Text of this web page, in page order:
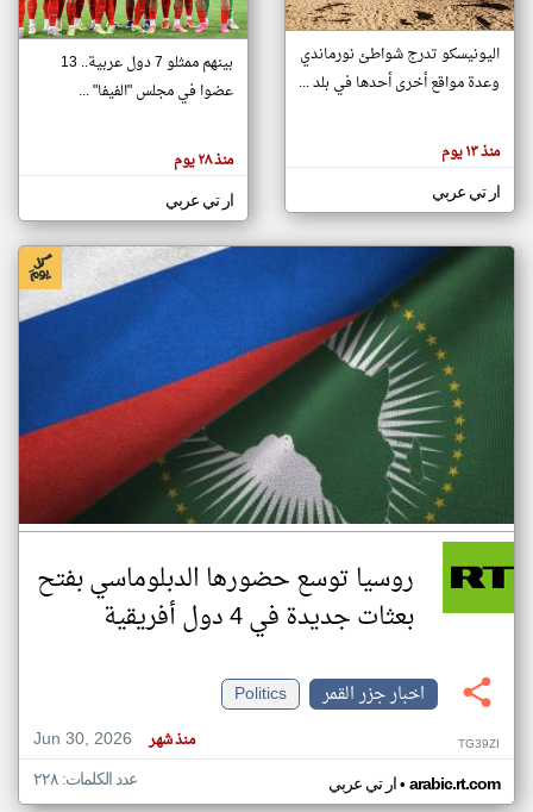
تغيير الدولة
اخبار جزر القمر على مدار الساعة
أهم اخبار جزر القمر العاجلة والمباشرة
هنا عن
وجهة
كاتبيها.
اليونيسكو تدرج شواطئ نورماندي
وعدة مواقع أخرى أحدها في بلد ...
منذ ١٣ يوم
ار تي عربي
بينهم ممثلو 7 دول عربية.. 13
عضوا في مجلس "الفيفا" ...
منذ ٢٨ يوم
ار تي عربي
روسيا توسع حضورها الدبلوماسي بفتح
بعثات جديدة في 4 دول أفريقية
اخبار جزر القمر
Politics
Jun 30, 2026
منذ شهر TG39ZI
ار تي عربي• arabic.rt.com عدد الكلمات: ٢٢٨
klyoum.com